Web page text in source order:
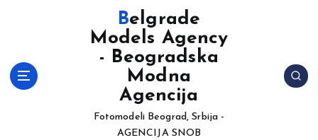
Belgrade
Models Agency
- Beogradska
Modna
Agencija
Fotomodeli Beograd, Srbija -
AGENCIJA SNOB